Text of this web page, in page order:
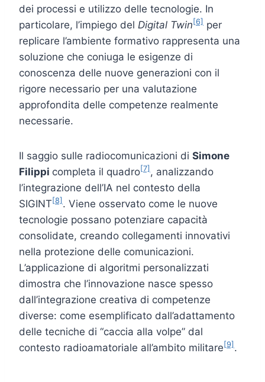
dei processi e utilizzo delle tecnologie. In
particolare, l’impiego del Digital Twin [6] per
replicare l’ambiente formativo rappresenta una
soluzione che coniuga le esigenze di
conoscenza delle nuove generazioni con il
rigore necessario per una valutazione
approfondita delle competenze realmente
necessarie.
Il saggio sulle radiocomunicazioni di Simone
Filippi completa il quadro[7] , analizzando
l’integrazione dell’IA nel contesto della
SIGINT [8] . Viene osservato come le nuove
tecnologie possano potenziare capacità
consolidate, creando collegamenti innovativi
nella protezione delle comunicazioni.
L’applicazione di algoritmi personalizzati
dimostra che l’innovazione nasce spesso
dall’integrazione creativa di competenze
diverse: come esemplificato dall’adattamento
delle tecniche di “caccia alla volpe” dal
contesto radioamatoriale all’ambito militare [9] .